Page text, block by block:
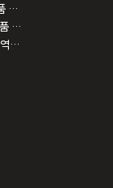
곧장기부 제6기(2026.07.01~2027.06.30) 기부금품 모집등록 보고
곧장기부 제5기(2025.07.01.~2026.06.30) 기부금품 모집등록 보고
곧장기부 제4기 (2024.07.01.~2025.06.30) 사용내역 및 회계감사 보고